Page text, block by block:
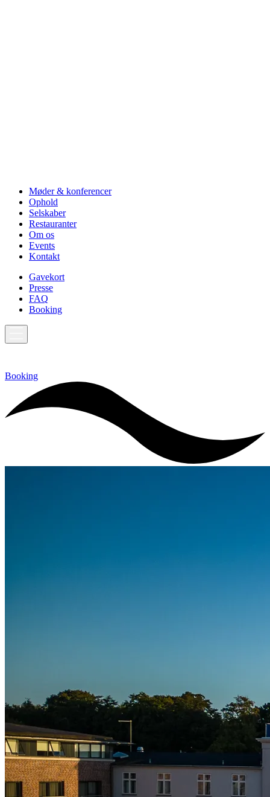
Møder & konferencer
Ophold
Selskaber
Restauranter
Om os
Events
Kontakt
Gavekort
Presse
FAQ
Booking
Booking